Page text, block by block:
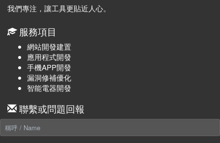
我們專注，讓工具更貼近人心。
服務項目
網站開發建置
應用程式開發
手機APP開發
漏洞修補優化
智能電器開發
聯繫或問題回報